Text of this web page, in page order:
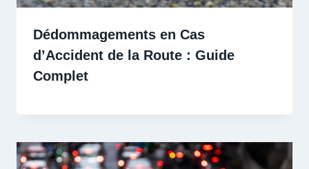
Dédommagements en Cas
d’Accident de la Route : Guide
Complet